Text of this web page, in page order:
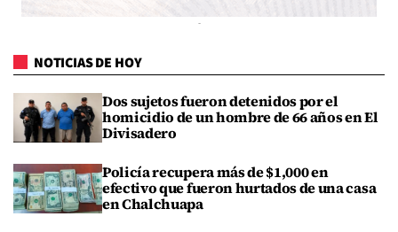
NOTICIAS DE HOY
Dos sujetos fueron detenidos por el
homicidio de un hombre de 66 años en El
Divisadero
Policía recupera más de $1,000 en
efectivo que fueron hurtados de una casa
en Chalchuapa